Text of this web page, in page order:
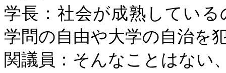
学長：社会が成熟してい
学問の自由や大学の自治を
関議員：そんなことはない